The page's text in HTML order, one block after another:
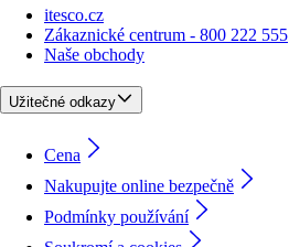
itesco.cz
Zákaznické centrum - 800 222 555
Naše obchody
Užitečné odkazy
Cena
Nakupujte online bezpečně
Podmínky používání